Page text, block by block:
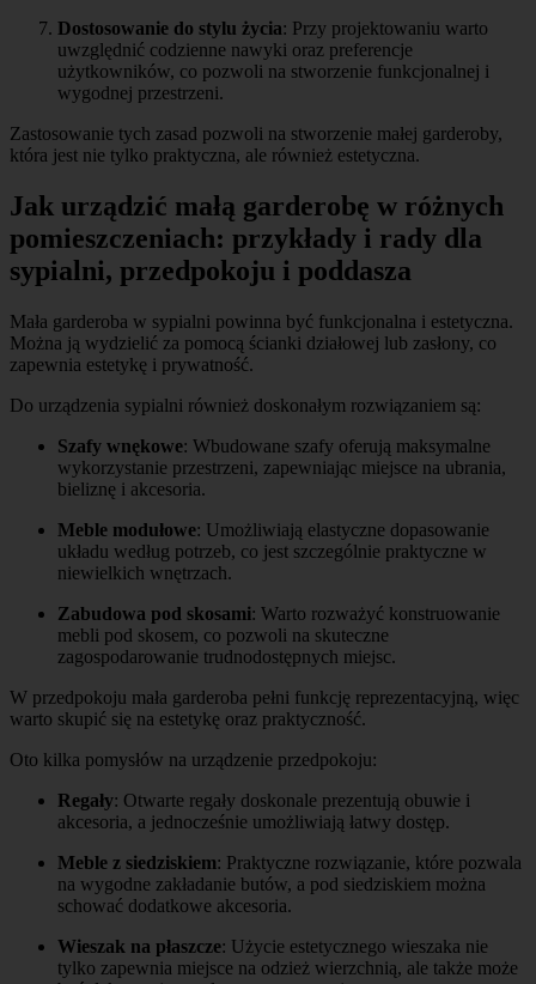
Dostosowanie do stylu życia: Przy projektowaniu warto
uwzględnić codzienne nawyki oraz preferencje
użytkowników, co pozwoli na stworzenie funkcjonalnej i
wygodnej przestrzeni.
Zastosowanie tych zasad pozwoli na stworzenie małej garderoby,
która jest nie tylko praktyczna, ale również estetyczna.
Jak urządzić małą garderobę w różnych
pomieszczeniach: przykłady i rady dla
sypialni, przedpokoju i poddasza
Mała garderoba w sypialni powinna być funkcjonalna i estetyczna.
Można ją wydzielić za pomocą ścianki działowej lub zasłony, co
zapewnia estetykę i prywatność.
Do urządzenia sypialni również doskonałym rozwiązaniem są:
Szafy wnękowe: Wbudowane szafy oferują maksymalne
wykorzystanie przestrzeni, zapewniając miejsce na ubrania,
bieliznę i akcesoria.
Meble modułowe: Umożliwiają elastyczne dopasowanie
układu według potrzeb, co jest szczególnie praktyczne w
niewielkich wnętrzach.
Zabudowa pod skosami: Warto rozważyć konstruowanie
mebli pod skosem, co pozwoli na skuteczne
zagospodarowanie trudnodostępnych miejsc.
W przedpokoju mała garderoba pełni funkcję reprezentacyjną, więc
warto skupić się na estetykę oraz praktyczność.
Oto kilka pomysłów na urządzenie przedpokoju:
Regały: Otwarte regały doskonale prezentują obuwie i
akcesoria, a jednocześnie umożliwiają łatwy dostęp.
Meble z siedziskiem: Praktyczne rozwiązanie, które pozwala
na wygodne zakładanie butów, a pod siedziskiem można
schować dodatkowe akcesoria.
Wieszak na płaszcze: Użycie estetycznego wieszaka nie
tylko zapewnia miejsce na odzież wierzchnią, ale także może